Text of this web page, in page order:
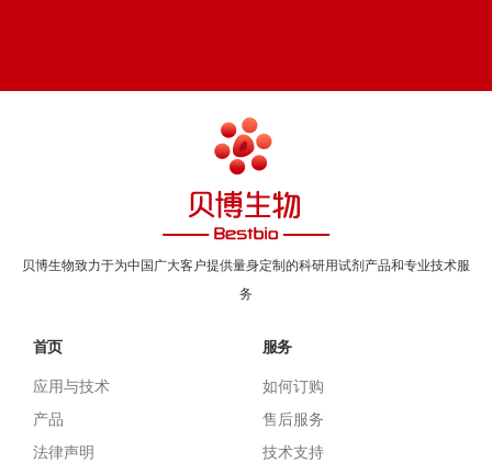
贝博生物致力于为中国广大客户提供量身定制的科研用试剂产品和专业技术服
务
首页
应用与技术
产品
法律声明
服务
如何订购
售后服务
技术支持